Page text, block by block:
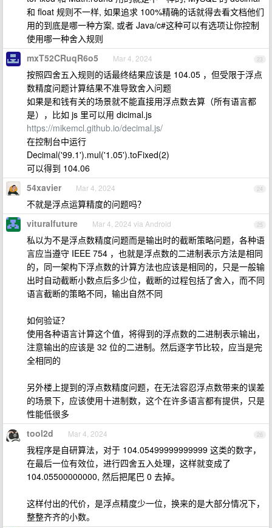
和 float 规则不一样, 如果追求 100%精确的话就得去看文档他们
用的到底是哪一种方案, 或者 Java/c#这种可以有选项让你控制
使用哪一种舍入规则
23
mxT52CRuqR6o5 Mar 4, 2024
按照四舍五入规则的话最终结果应该是 104.05 ，但受限于浮点
数精度问题计算结果不准导致舍入问题
如果是和钱有关的场景就不能直接用浮点数去算（所有语言都
是），比如 js 里可以用 dicimal.js
https://mikemcl.github.io/decimal.js/
在控制台中运行
Decimal('99.1').mul('1.05').toFixed(2)
可以得到 104.06
24
54xavier Mar 4, 2024
不就是浮点运算精度的问题吗？
25
vituralfuture Mar 4, 2024 via Android
私以为不是浮点数精度问题而是输出时的截断策略问题，各种语
言应当遵守 IEEE 754 ，也就是浮点数的二进制表示方法是相同
的，同一架构下浮点数的计算方法也应该是相同的，只是一般输
出时自动截断小数点后多少位，截断的过程包括了舍入，而不同
语言截断的策略不同，输出自然不同
如何验证？
使用各种语言计算这个值，将得到的浮点数的二进制表示输出，
注意输出的应该是 32 位的二进制。然后逐字节比较，应当是完
全相同的
另外楼上提到的浮点数精度问题，在无法容忍浮点数带来的误差
的场景下，应该使用十进制数，这个在许多语言都有提供，只是
性能低很多
26
tool2d Mar 4, 2024
我程序是自研算法，对于 104.05499999999999 这类的数字，
在最后一位有效位，进行四舍五入处理，这样就变成了
104.05500000000, 然后把尾巴 0 去掉。
这样付出的代价，是浮点精度少一位，换来的是大部分情况下，
整整齐齐的小数。